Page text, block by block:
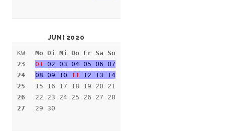
JUNI 2020
KW
23
24
25
26
27
Mo Di Mi Do Fr Sa So
01
02 03 04 05 06 07
08 09 10 11
12 13 14
15 16 17 18 19 20 21
22 23 24 25 26 27 28
29 30